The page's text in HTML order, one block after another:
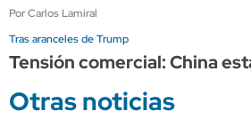
Por Carlos Lamiral
Tras aranceles de Trump
Tensión comercial: China
Otras noticias